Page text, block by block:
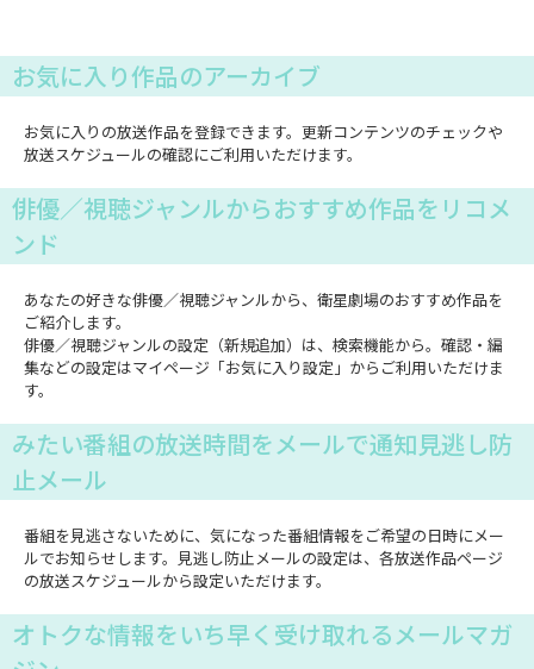
お気に入り作品のアーカイブ
お気に入りの放送作品を登録できます。更新コンテンツのチェックや
放送スケジュールの確認にご利用いただけます。
俳優／視聴ジャンルからおすすめ作品をリコメ
ンド
あなたの好きな俳優／視聴ジャンルから、衛星劇場のおすすめ作品を
ご紹介します。
俳優／視聴ジャンルの設定（新規追加）は、検索機能から。確認・編
集などの設定はマイページ「お気に入り設定」からご利用いただけま
す。
みたい番組の放送時間をメールで通知見逃し防
止メール
番組を見逃さないために、気になった番組情報をご希望の日時にメー
ルでお知らせします。見逃し防止メールの設定は、各放送作品ページ
の放送スケジュールから設定いただけます。
オトクな情報をいち早く受け取れるメールマガ